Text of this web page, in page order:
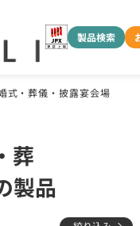
製品検索
式・葬儀・披露宴会場
葬
製品